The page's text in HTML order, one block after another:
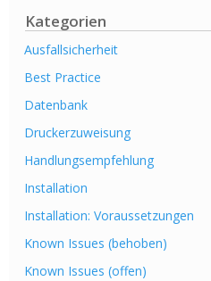
Kategorien
Ausfallsicherheit
Best Practice
Datenbank
Druckerzuweisung
Handlungsempfehlung
Installation
Installation: Voraussetzungen
Known Issues (behoben)
Known Issues (offen)